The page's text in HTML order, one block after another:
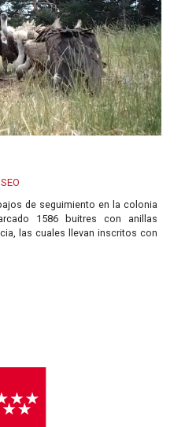
de seguimiento en la colonia
1586 buitres con anillas
las cuales llevan inscritos con